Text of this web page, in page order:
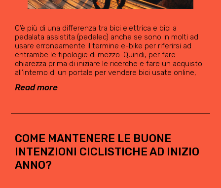
C’è più di una differenza tra bici elettrica e bici a
pedalata assistita (pedelec) anche se sono in molti ad
usare erroneamente il termine e-bike per riferirsi ad
entrambe le tipologie di mezzo. Quindi, per fare
chiarezza prima di iniziare le ricerche e fare un acquisto
all’interno di un portale per vendere bici usate online,
Read more
COME MANTENERE LE BUONE
INTENZIONI CICLISTICHE AD INIZIO
ANNO?